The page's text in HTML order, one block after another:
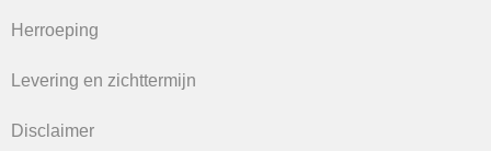
Herroeping
Levering en zichttermijn
Disclaimer